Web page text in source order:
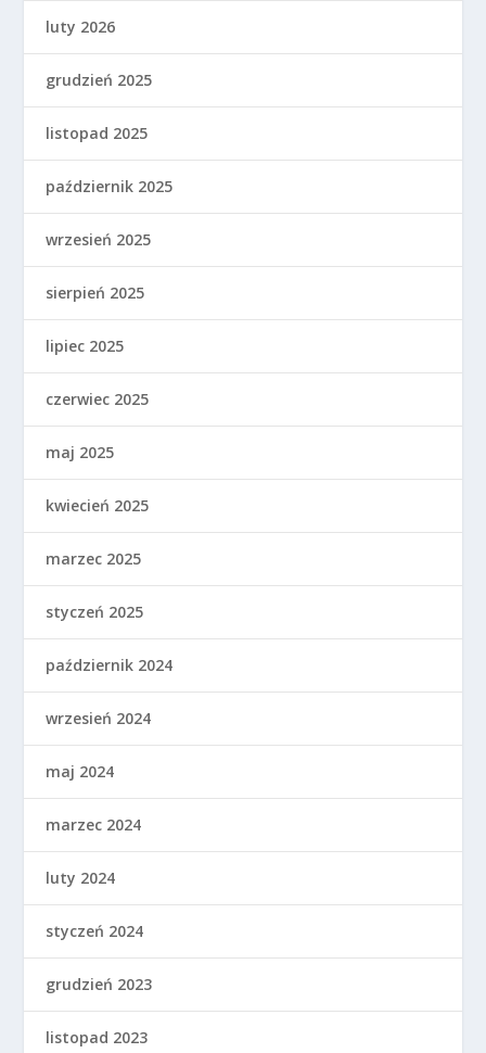
luty 2026
grudzień 2025
listopad 2025
październik 2025
wrzesień 2025
sierpień 2025
lipiec 2025
czerwiec 2025
maj 2025
kwiecień 2025
marzec 2025
styczeń 2025
październik 2024
wrzesień 2024
maj 2024
marzec 2024
luty 2024
styczeń 2024
grudzień 2023
listopad 2023